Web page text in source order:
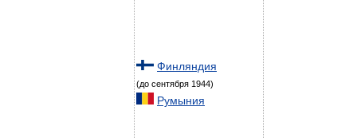
Финляндия
(до сентября 1944)
Румыния